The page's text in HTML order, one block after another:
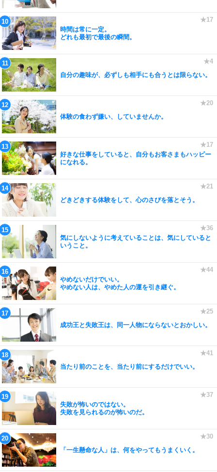
時間は常に一定。
どれも最初で最後の瞬間。
自分の趣味が、必ずしも相手にも合うとは限らない。
体験の食わず嫌い、していませんか。
好きな仕事をしていると、自分もお客さまもハッピー
になれる。
どきどきする体験をして、心のさびを落とそう。
気にしないように考えていることは、気にしていると
いうこと。
やめないだけでいい。
やめない人は、やめた人の運を引き継ぐ。
成功王と失敗王は、同一人物にならないとおかしい。
当たり前のことを、当たり前にするだけでいい。
失敗が怖いのではない。
失敗を見られるのが怖いのだ。
「一生懸命な人」は、何をやってもうまくいく。